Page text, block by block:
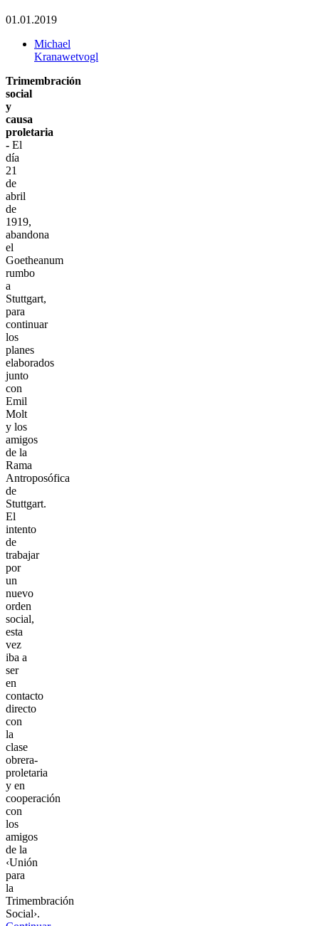
01.01.2019
Michael
Kranawetvogl
Trimembración
social
y
causa
proletaria
- El
día
21
de
abril
de
1919,
abandona
el
Goetheanum
rumbo
a
Stuttgart,
para
continuar
los
planes
elaborados
junto
con
Emil
Molt
y los
amigos
de la
Rama
Antroposófica
de
Stuttgart.
El
intento
de
trabajar
por
un
nuevo
orden
social,
esta
vez
iba a
ser
en
contacto
directo
con
la
clase
obrera-
proletaria
y en
cooperación
con
los
amigos
de la
‹Unión
para
la
Trimembración
Social›.